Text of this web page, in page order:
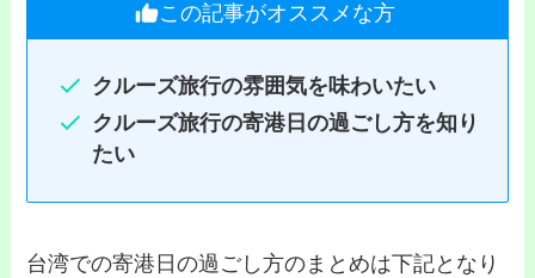
この記事がオススメな方
クルーズ旅行の雰囲気を味わいたい
クルーズ旅行の寄港日の過ごし方を知り
たい
台湾での寄港日の過ごし方のまとめは下記となり